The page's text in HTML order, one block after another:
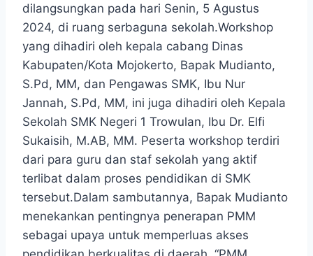
dilangsungkan pada hari Senin, 5 Agustus
2024, di ruang serbaguna sekolah.Workshop
yang dihadiri oleh kepala cabang Dinas
Kabupaten/Kota Mojokerto, Bapak Mudianto,
S.Pd, MM, dan Pengawas SMK, Ibu Nur
Jannah, S.Pd, MM, ini juga dihadiri oleh Kepala
Sekolah SMK Negeri 1 Trowulan, Ibu Dr. Elfi
Sukaisih, M.AB, MM. Peserta workshop terdiri
dari para guru dan staf sekolah yang aktif
terlibat dalam proses pendidikan di SMK
tersebut.Dalam sambutannya, Bapak Mudianto
menekankan pentingnya penerapan PMM
sebagai upaya untuk memperluas akses